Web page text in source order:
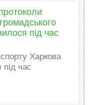
під час
Харкова
час